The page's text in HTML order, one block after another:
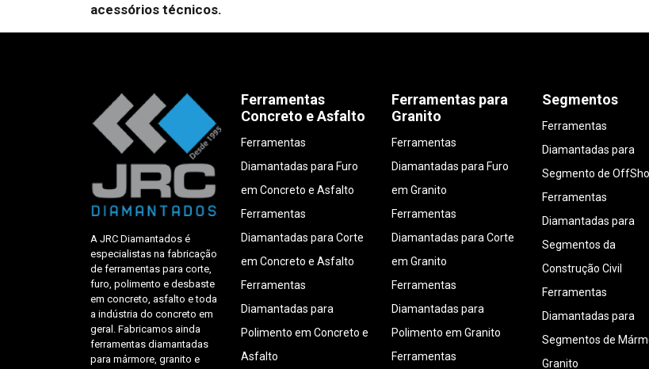
acessórios técnicos.
A JRC Diamantados é
especialistas na fabricação
de ferramentas para corte,
furo, polimento e desbaste
em concreto, asfalto e toda
a indústria do concreto em
geral. Fabricamos ainda
ferramentas diamantadas
para mármore, granito e
Ferramentas
Concreto e Asfalto
Ferramentas
Diamantadas para Furo
em Concreto e Asfalto
Ferramentas
Diamantadas para Corte
em Concreto e Asfalto
Ferramentas
Diamantadas para
Polimento em Concreto e
Asfalto
Ferramentas para
Granito
Ferramentas
Diamantadas para Furo
em Granito
Ferramentas
Diamantadas para Corte
em Granito
Ferramentas
Diamantadas para
Polimento em Granito
Ferramentas
Segmentos
Ferramentas
Diamantadas para
Segmento de
Ferramentas
Diamantadas para
Segmentos da
Construção Civil
Ferramentas
Diamantadas para
Segmentos de
Granito